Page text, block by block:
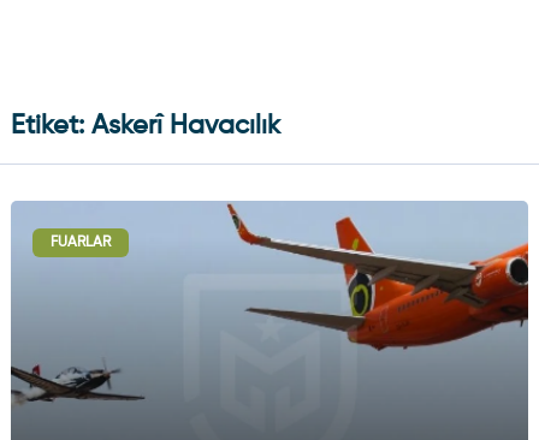
Etiket: Askerî Havacılık
FUARLAR